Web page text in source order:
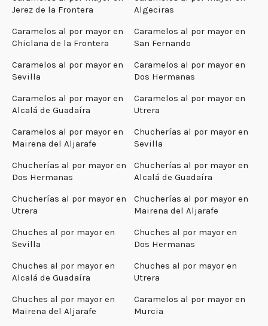
Jerez de la Frontera
Algeciras
Caramelos al por mayor en
Chiclana de la Frontera
Caramelos al por mayor en
San Fernando
Caramelos al por mayor en
Sevilla
Caramelos al por mayor en
Dos Hermanas
Caramelos al por mayor en
Alcalá de Guadaíra
Caramelos al por mayor en
Utrera
Caramelos al por mayor en
Mairena del Aljarafe
Chucherías al por mayor en
Sevilla
Chucherías al por mayor en
Dos Hermanas
Chucherías al por mayor en
Alcalá de Guadaíra
Chucherías al por mayor en
Utrera
Chucherías al por mayor en
Mairena del Aljarafe
Chuches al por mayor en
Sevilla
Chuches al por mayor en
Dos Hermanas
Chuches al por mayor en
Alcalá de Guadaíra
Chuches al por mayor en
Utrera
Chuches al por mayor en
Mairena del Aljarafe
Caramelos al por mayor en
Murcia